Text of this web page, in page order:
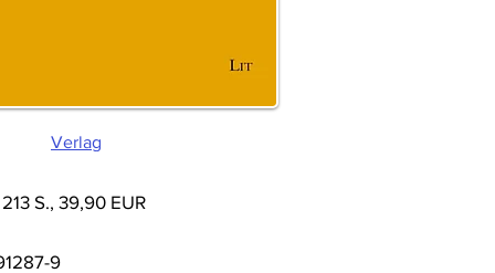
Verlag
S., 39,90 EUR
9